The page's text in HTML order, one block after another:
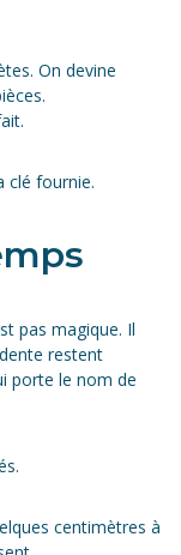
On devine
clé fournie.
pas magique. Il
restent
porte le nom de
centimètres à